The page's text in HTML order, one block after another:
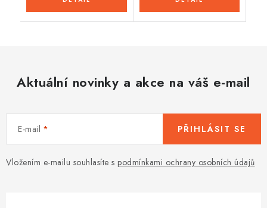
Aktuální novinky a akce na váš e-mail
E-mail
Vložením e-mailu souhlasíte s podmínkami ochrany osobních údajů
PŘIHLÁSIT SE